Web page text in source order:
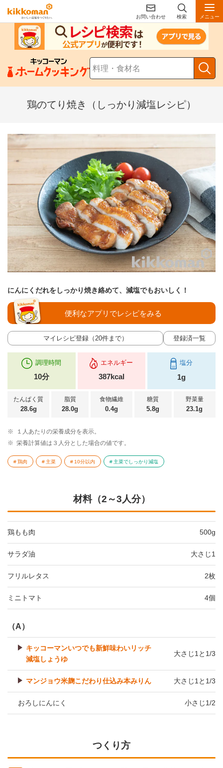
お問い合わせ 検索 メニュー
鶏のてり焼き（しっかり減塩レシピ）
にんにくだれをしっかり焼き絡めて、減塩でもおいしく！
マイレシピ登録（20件まで） 登録済一覧
便利なアプリでレシピをみる
調理時間
10分
エネルギー
387kcal
塩分
1g
たんぱく質
28.6g
脂質
28.0g
食物繊維
0.4g
糖質
5.8g
野菜量
23.1g
※
１人あたりの栄養成分を表示。
※ 栄養計算値は３人分とした場合の値です。
鶏肉 主菜 10分以内 主菜でしっかり減塩
材料（2～3人分）
鶏もも肉 500g
サラダ油 大さじ1
フリルレタス 2枚
ミニトマト 4個
（A）
キッコーマンいつでも新鮮味わいリッチ
減塩しょうゆ
大さじ1と1/3
マンジョウ米麹こだわり仕込み本みりん 大さじ1と1/3
おろしにんにく 小さじ1/2
つくり方